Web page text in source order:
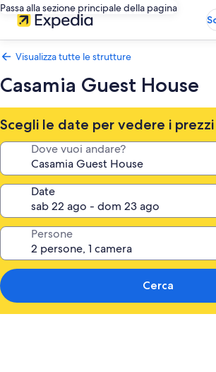
Passa alla sezione principale della pagina
Visualizza tutte le strutture
Casamia Guest House
Scegli le date per vedere i prezzi
Dove vuoi andare?
Date
Persone
Cerca